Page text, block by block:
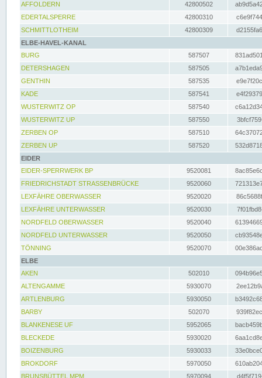
AFFOLDERN
42800502
EDERTALSPERRE
42800310
SCHMITTLOTHEIM
42800309
ELBE-HAVEL-KANAL
BURG
587507
DETERSHAGEN
587505
GENTHIN
587535
KADE
587541
WUSTERWITZ OP
587540
WUSTERWITZ UP
587550
ZERBEN OP
587510
ZERBEN UP
587520
EIDER
EIDER-SPERRWERK BP
9520081
FRIEDRICHSTADT STRASSENBRÜCKE
9520060
LEXFÄHRE OBERWASSER
9520020
LEXFÄHRE UNTERWASSER
9520030
NORDFELD OBERWASSER
9520040
NORDFELD UNTERWASSER
9520050
TÖNNING
9520070
ELBE
AKEN
502010
ALTENGAMME
5930070
ARTLENBURG
5930050
BARBY
502070
BLANKENESE UF
5952065
BLECKEDE
5930020
BOIZENBURG
5930033
BROKDORF
5970050
BRUNSBÜTTEL MPM
5970094